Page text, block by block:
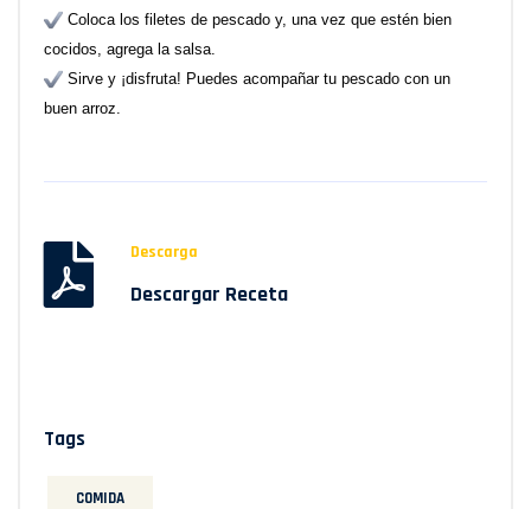
Coloca los filetes de pescado y, una vez que estén bien
cocidos, agrega la salsa.
Sirve y ¡disfruta! Puedes acompañar tu pescado con un
buen arroz.
Descarga
Descargar Receta
Tags
COMIDA